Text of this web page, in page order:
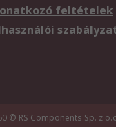
feltételek
© RS Components Sp. z